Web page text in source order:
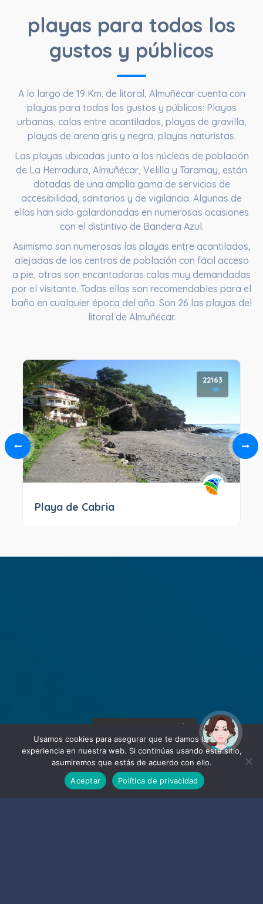
playas para todos los
gustos y públicos
A lo largo de 19 Km. de litoral , Almuñécar cuenta con
playas para todos los gustos y públicos: Playas
urbanas, calas entre acantilados, playas de gravilla,
playas de arena gris y negra, playas naturistas.
Las playas ubicadas junto a los núcleos de población
de La Herradura, Almuñécar, Velilla y Taramay, están
dotadas de una amplia gama de servicios de
accesibilidad, sanitarios y de vigilancia. Algunas de
ellas han sido galardonadas en numerosas ocasiones
con el distintivo de Bandera Azul.
Asimismo son numerosas las playas entre acantilados,
alejadas de los centros de población con fácil acceso
a pie, otras son encantadoras calas muy demandadas
por el visitante. Todas ellas son recomendables para el
baño en cualquier época del año. Son 26 las playas del
litoral de Almuñécar.
22163
Playa de Cabria
Usamos cookies para asegurar que te damos la mejor
experiencia en nuestra web. Si continúas usando este sitio,
asumiremos que estás de acuerdo con ello.
Aceptar
Política de privacidad
¡Hola! Soy Noy. ¿Puedo
ayudarte?